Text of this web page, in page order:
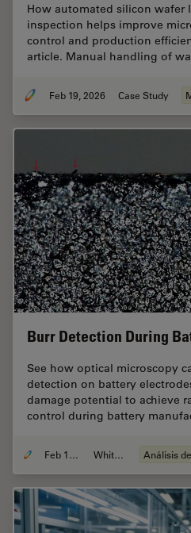
How automated silicon wafer
inspection helps improve
control and production
article. Manual handling of
Feb 19, 2026 Case Study
Burr Detection During
See how optical microscopy
detection on battery
damage potential to achieve
control during battery
Feb 12, 2026 Whitepaper